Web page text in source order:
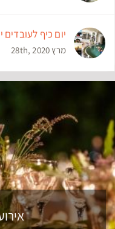
יום כיף לעובדים
מרץ 28th, 2020